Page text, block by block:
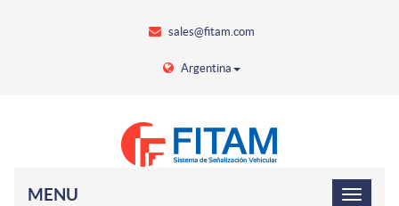
sales@fitam.com
Argentina
MENU